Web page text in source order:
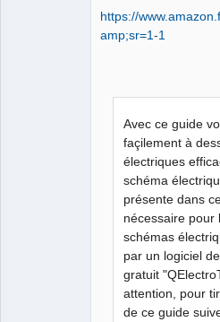
https://
amp;sr=1-1
Avec ce guide
façilement à
électriques
schéma
présente dans
nécessaire pour
schémas
par un logiciel
gratuit
attention, pour
de ce guide